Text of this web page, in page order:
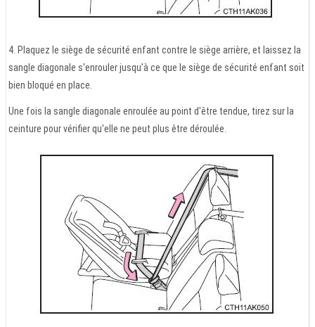
4. Plaquez le siège de sécurité enfant contre le siège arrière, et laissez la
sangle diagonale s'enrouler jusqu'à ce que le siège de sécurité enfant soit
bien bloqué en place.
Une fois la sangle diagonale enroulée au point d'être tendue, tirez sur la
ceinture pour vérifier qu'elle ne peut plus être déroulée.